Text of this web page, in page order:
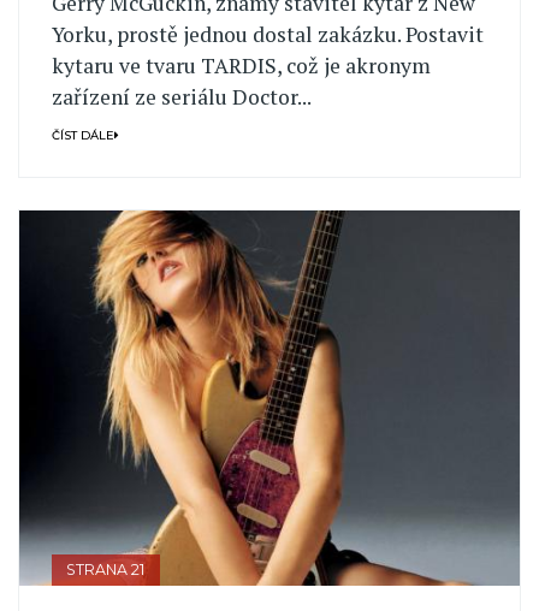
Yorku, prostě jednou dostal zakázku. Postavit
kytaru ve tvaru TARDIS, což je akronym
zařízení ze seriálu Doctor...
ČÍST DÁLE
STRANA 21